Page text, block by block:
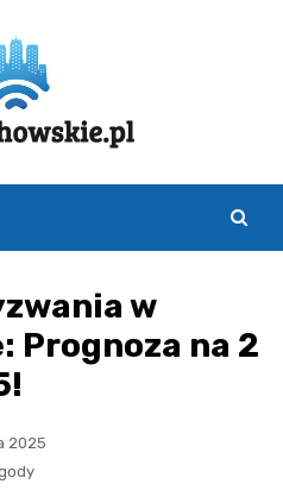
w
Prognoza na 2
2025